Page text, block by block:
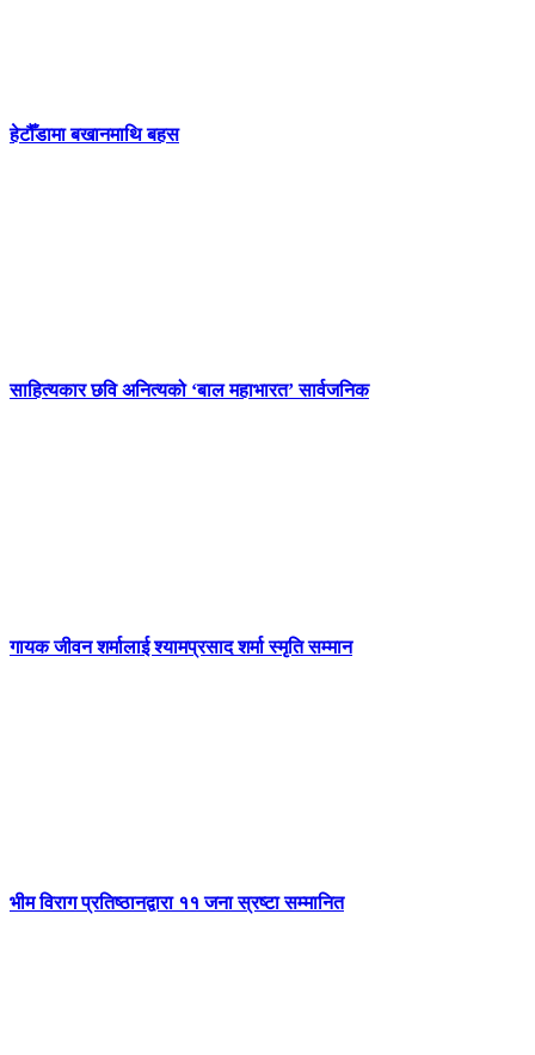
हेटौँडामा बखानमाथि बहस
साहित्यकार छवि अनित्यको ‘बाल महाभारत’ सार्वजनिक
गायक जीवन शर्मालाई श्यामप्रसाद शर्मा स्मृति सम्मान
भीम विराग प्रतिष्ठानद्वारा ११ जना स्रष्टा सम्मानित